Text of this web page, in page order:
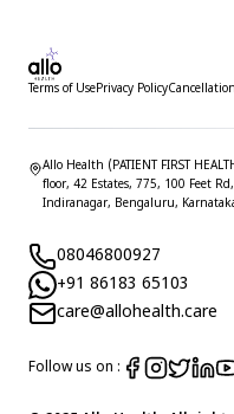
Terms of UsePrivacy Policy
Allo Health (PATIENT FIRST
floor, 42 Estates, 775, 100 Feet
Indiranagar, Bengaluru,
08046800927
+91 86183 65103
care@allohealth.care
Follow us on :